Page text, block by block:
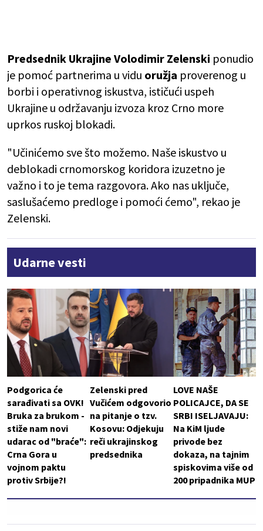
Predsednik Ukrajine Volodimir Zelenski ponudio
je pomoć partnerima u vidu oružja proverenog u
borbi i operativnog iskustva, ističući uspeh
Ukrajine u održavanju izvoza kroz Crno more
uprkos ruskoj blokadi.
"Učinićemo sve što možemo. Naše iskustvo u
deblokadi crnomorskog koridora izuzetno je
važno i to je tema razgovora. Ako nas uključe,
saslušaćemo predloge i pomoći ćemo", rekao je
Zelenski.
Udarne vesti
Podgorica će
sarađivati sa OVK!
Bruka za brukom -
stiže nam novi
udarac od "braće":
Crna Gora u
vojnom paktu
protiv Srbije?!
Zelenski pred
Vučićem odgovorio
na pitanje o tzv.
Kosovu: Odjekuju
reči ukrajinskog
predsednika
LOVE NAŠE
POLICAJCE, DA SE
SRBI ISELJAVAJU:
Na KiM ljude
privode bez
dokaza, na tajnim
spiskovima više od
200 pripadnika MUP